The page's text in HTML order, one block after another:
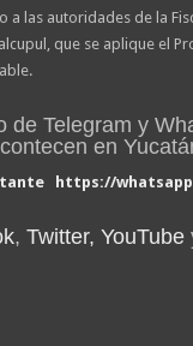
a las autoridades de la
que se aplique el
de Telegram y
en
https://
, Twitter, YouTube